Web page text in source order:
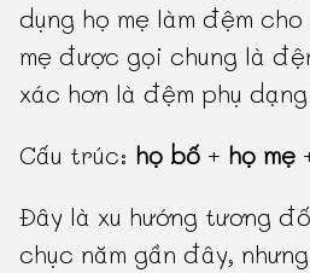
dụng họ mẹ làm đệm
mẹ được gọi chung là
xác hơn là đệm phụ
Cấu trúc: họ bố + họ mẹ
Đây là xu hướng tương
chục năm gần đây,